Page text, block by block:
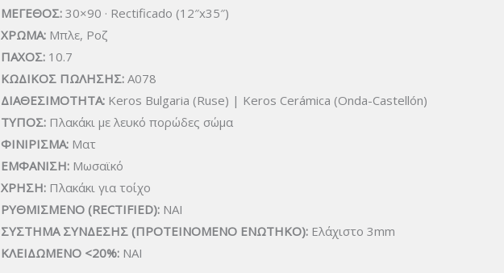
ΜΕΓΕΘΟΣ: 30×90 · Rectificado (12″x35″)
ΧΡΩΜΑ: Μπλε, Ροζ
ΠΑΧΟΣ: 10.7
ΚΩΔΙΚΟΣ ΠΩΛΗΣΗΣ: A078
ΔΙΑΘΕΣΙΜΟΤΗΤΑ: Keros Bulgaria (Ruse) | Keros Cerámica (Onda-Castellón)
ΤΥΠΟΣ: Πλακάκι με λευκό πορώδες σώμα
ΦΙΝΙΡΙΣΜΑ: Ματ
ΕΜΦΑΝΙΣΗ: Μωσαϊκό
ΧΡΗΣΗ: Πλακάκι για τοίχο
ΡΥΘΜΙΣΜΕΝΟ (RECTIFIED): ΝΑΙ
ΣΥΣΤΗΜΑ ΣΥΝΔΕΣΗΣ (ΠΡΟΤΕΙΝΟΜΕΝΟ ΕΝΩΤΗΚΟ): Ελάχιστο 3mm
ΚΛΕΙΔΩΜΕΝΟ <20%: ΝΑΙ